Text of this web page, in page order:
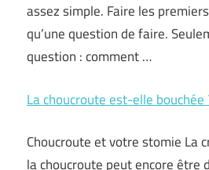
assez simple. Faire les
qu’une question de faire.
question : comment …
La choucroute est-elle bouchée
Choucroute et votre stomie La
la choucroute peut encore être